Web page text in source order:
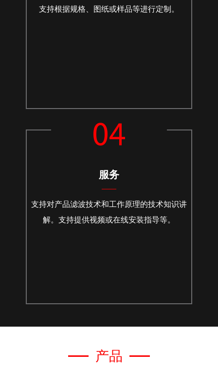
支持根据规格、图纸或样品等进行定制。
04
服务
支持对产品滤波技术和工作原理的技术知识讲
解。支持提供视频或在线安装指导等。
产品